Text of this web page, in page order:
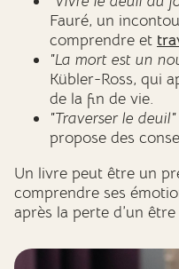
Fauré, un
comprendre et
"La mort est un
Kübler-Ross, qui
de la fin de vie.
"Traverser le deuil"
propose des
Un livre peut être un
comprendre ses
après la perte d’un être